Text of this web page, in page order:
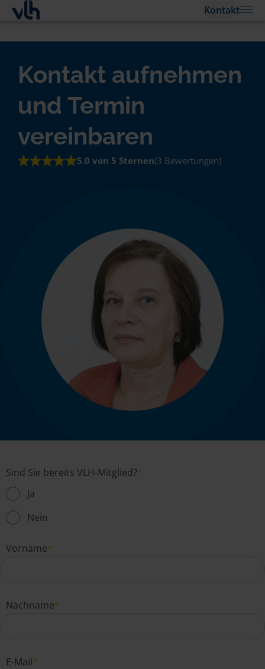
Kontakt
Kontakt aufnehmen
und Termin
vereinbaren
5.0 von 5 Sternen(3 Bewertungen)
Sind Sie bereits VLH-Mitglied?*
Ja
Nein
Vorname*
Nachname*
E-Mail*